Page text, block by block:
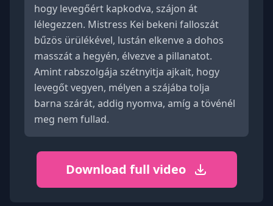
hogy levegőért kapkodva, szájon át
lélegezzen. Mistress Kei bekeni falloszát
bűzös ürülékével, lustán elkenve a dohos
masszát a hegyén, élvezve a pillanatot.
Amint rabszolgája szétnyitja ajkait, hogy
levegőt vegyen, mélyen a szájába tolja
barna szárát, addig nyomva, amíg a tövénél
meg nem fullad.
Download full video